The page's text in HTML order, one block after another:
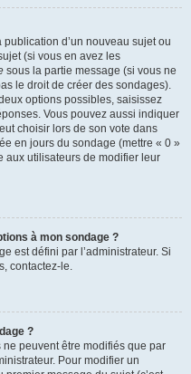
d’un nouveau sujet ou
(si vous en avez les
sous la partie message (si vous ne
le droit de créer des sondages).
options possibles, saisissez
Vous pouvez aussi indiquer
choisir lors de son vote dans
en jours du sondage (mettre « 0 »
aux utilisateurs de modifier leur
à mon sondage ?
est défini par l’administrateur. Si
contactez-le.
?
peuvent être modifiés que par
Pour modifier un